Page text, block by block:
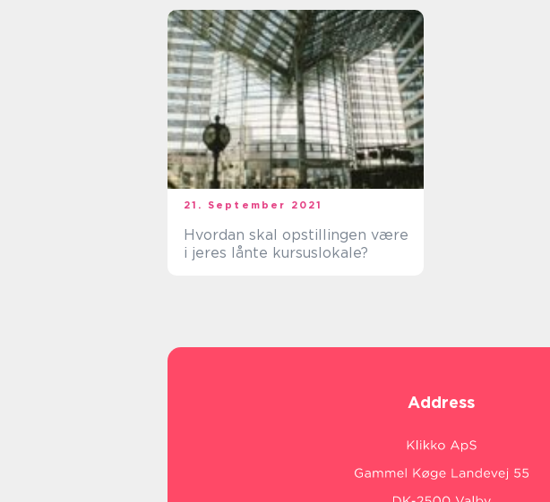
21. September 2021
Hvordan skal opstillingen være
i jeres lånte kursuslokale?
Address